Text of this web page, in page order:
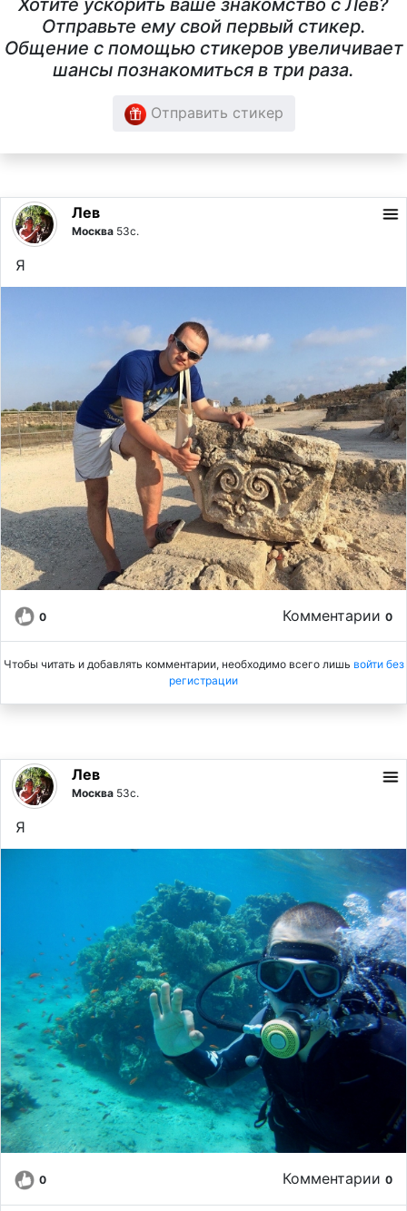
Хотите ускорить ваше знакомство с Лев?
Отправьте ему свой первый стикер.
Общение с помощью стикеров увеличивает
шансы познакомиться в три раза.
Отправить стикер
Лев
Москва 53с.
Я
0 Комментарии 0
Чтобы читать и добавлять комментарии, необходимо всего лишь войти без
регистрации
Лев
Москва 53с.
Я
0 Комментарии 0